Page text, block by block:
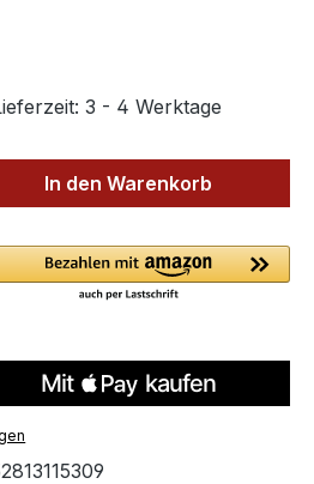
3 - 4 Werktage
Gib den
In den Warenkorb